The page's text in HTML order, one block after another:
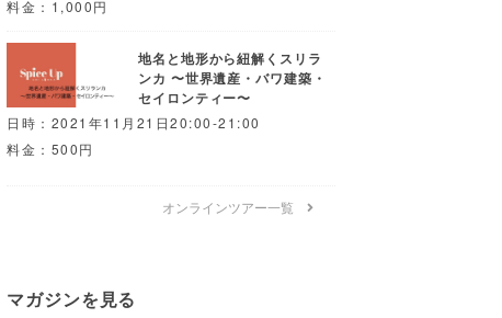
料金：1,000円
地名と地形から紐解くスリラ
ンカ 〜世界遺産・バワ建築・
セイロンティー〜
日時：2021年11月21日20:00-21:00
料金：500円
オンラインツアー一覧
マガジンを見る